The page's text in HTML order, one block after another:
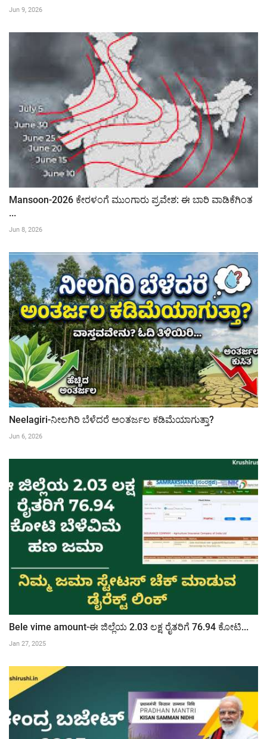
Jun 9, 2026
Mansoon-2026 ಕೇರಳಂಗೆ ಮುಂಗಾರು ಪ್ರವೇಶ: ಈ ಬಾರಿ ವಾಡಿಕೆಗಿಂತ
...
Jun 8, 2026
Neelagiri-ನೀಲಗಿರಿ ಬೆಳೆದರೆ ಅಂತರ್ಜಲ ಕಡಿಮೆಯಾಗುತ್ತಾ?
Jun 6, 2026
Bele vime amount-ಈ ಜಿಲ್ಲೆಯ 2.03 ಲಕ್ಷ ರೈತರಿಗೆ 76.94 ಕೋಟಿ...
Jan 27, 2025